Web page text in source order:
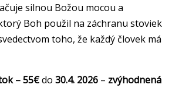
silnou Božou mocou a
Boh použil na záchranu stoviek
toho, že každý človek má
– 55€do 30.4. 2026 – zvýhodnená